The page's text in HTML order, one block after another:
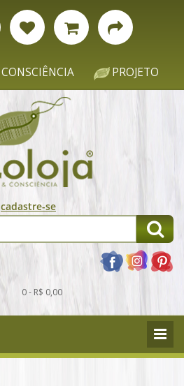
CONSCIÊNCIA PROJETO
cadastre-se
0 - R$ 0,00